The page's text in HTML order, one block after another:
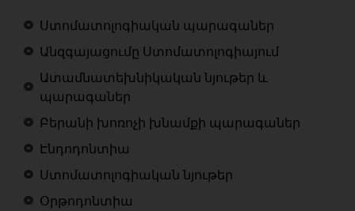
Ստոմատոլոգիական պարագաներ
Անզգայացումը Ստոմատոլոգիայում
Ատամնատեխնիկական նյութեր և
պարագաներ
Բերանի խոռոչի խնամքի պարագաներ
Էնդոդոնտիա
Ստոմատոլոգիական նյութեր
Օրթոդոնտիա